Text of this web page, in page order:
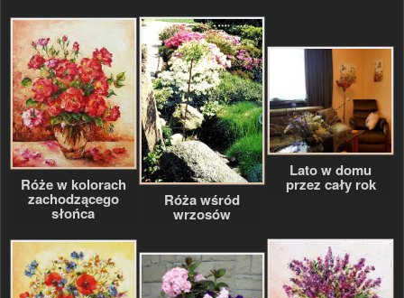
Róże w kolorach
zachodzącego
słońca
Róża wśród
wrzosów
Lato w domu
przez cały rok